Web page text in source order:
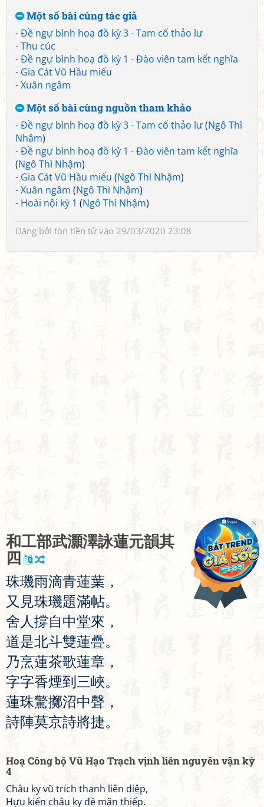
Một số bài cùng tác giả
-Đề ngự bình hoạ đồ kỳ 3 - Tam cố thảo lư
-Thu cúc
-Đề ngự bình hoạ đồ kỳ 1 - Đào viên tam kết nghĩa
- Gia Cát Vũ Hầu miếu
-Xuân ngâm
Một số bài cùng nguồn tham khảo
-Đề ngự bình hoạ đồ kỳ 3 - Tam cố thảo lư(Ngô Thì
Nhậm)
-Đề ngự bình hoạ đồ kỳ 1 - Đào viên tam kết nghĩa
(Ngô Thì Nhậm)
- Gia Cát Vũ Hầu miếu (Ngô Thì Nhậm)
-Xuân ngâm (Ngô Thì Nhậm)
- Hoài nội kỳ 1 (Ngô Thì Nhậm)
Đăng bởi tôn tiền tửvào 29/03/2020 23:08
和工部武灝澤詠蓮元韻其
四
珠璣雨滴青蓮葉 ，
又 見珠璣題滿帖。
舍 人撐自中堂來 ，
道是北斗雙蓮疊。
乃烹蓮茶歌蓮章 ，
字字香煙到 三峽。
蓮珠驚擲沼中聲 ，
詩陣莫京詩將捷。
Hoạ Công bộ Vũ Hạo Trạch vịnh liên nguyên vận kỳ
4
Châu ky vũ trích thanh liên diệp,
Hựu kiến châu ky đề mãn thiếp.